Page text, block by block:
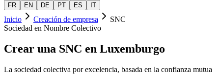
FR EN DE PT ES IT
Inicio Creación de empresa
SNC
Sociedad en Nombre Colectivo
Crear una SNC en Luxemburgo
La sociedad colectiva por excelencia, basada en la confianza mutua